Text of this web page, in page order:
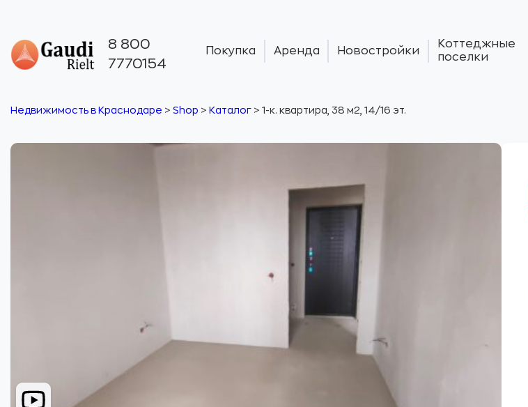
8 800
7770154
Покупка Аренда Новостройки
Коттеджные
поселки
Недвижимость в Краснодаре > Shop > Каталог > 1-к. квартира, 38 м2, 14/16 эт.